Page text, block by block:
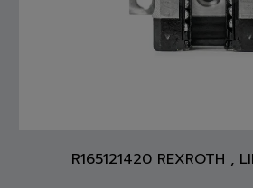
R165121420 REXROTH ,